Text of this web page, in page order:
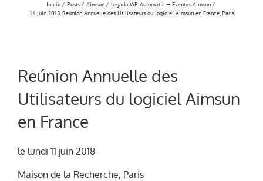
Início Posts Aimsun
Legado WP Automatic — Eventos Aimsun
11 juin 2018, Reúnion Annuelle des Utilisateurs du logiciel Aimsun en France, Paris
Reúnion Annuelle des
Utilisateurs du logiciel Aimsun
en France
le lundi 11 juin 2018
Maison de la Recherche, Paris